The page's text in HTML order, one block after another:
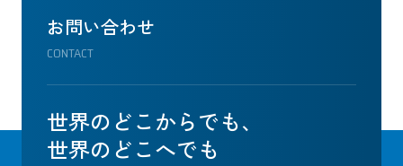
お問い合わせ
CONTACT
世界のどこからでも、
世界のどこへでも